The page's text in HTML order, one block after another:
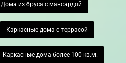
Дома из бруса с мансардой
Каркасные дома с террасой
Каркасные дома более 100 кв.м.